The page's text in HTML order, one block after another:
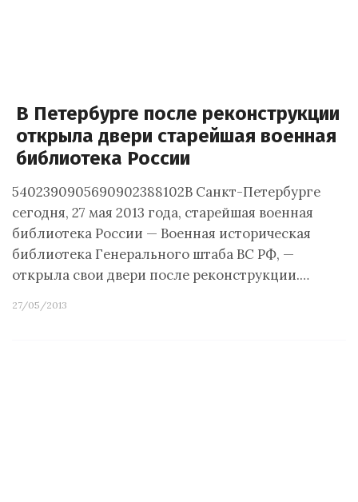
В Петербурге после реконструкции
открыла двери старейшая военная
библиотека России
5402390905690902388102В Санкт-Петербурге
сегодня, 27 мая 2013 года, старейшая военная
библиотека России — Военная историческая
библиотека Генерального штаба ВС РФ, —
открыла свои двери после реконструкции.…
27/05/2013